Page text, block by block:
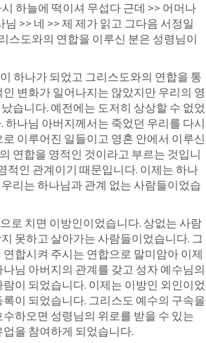
하늘에 떡이셔 무섭다 근데 >> 어머나
>> 네 >> 제 제가 읽고 그다음 서정일
스도와의 연합을 이루신 분은 성령님이
하나가 되었고 그리스도와의 연합을 통
변화가 일어나지는 않았지만 우리의 영
습니다. 예전에는 도저히 상상할 수 없었
하나님 아버지께서는 죽었던 우리를 다시
이루어진 일들이고 영혼 안에서 이루신
연합을 영적인 것이라고 부르는 것입니
적인 관계이기 때문입니다. 이제는 하나
리는 하나님과 관계 없는 사람들이었습
로 치면 이방인이었습니다. 상없는 사람
못하고 살아가는 사람들이었습니다. 그
합시켜 주시는 연합으로 말미암아 이제
님 아버지의 관계를 갖고 성자 예수님의
이 되었습니다. 이제는 이방인 외인이었
이 되었습니다. 그리스도 예수의 구속을
하오면 성령님의 위로를 받을 수 있는
을 참여하게 되었습니다.